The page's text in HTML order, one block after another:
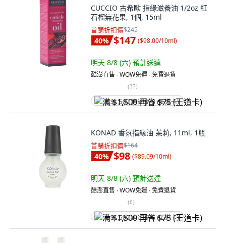
CUCCIO 古希歐 指緣滋養油 1/2oz 紅
石榴無花果, 1個, 15ml
首購折扣價$245
40% $147 ($98.00/10ml)
明天 8/8 (六) 預計送達
酷澎直售 ∙ WOW免運 ∙ 免費退貨
(37)
满 $1,500 再省 $75 (王道卡)
KONAD 香氛指緣油 苿莉, 11ml, 1瓶
首購折扣價$164
40% $98 ($89.09/10ml)
明天 8/8 (六) 預計送達
酷澎直售 ∙ WOW免運 ∙ 免費退貨
(6)
满 $1,500 再省 $75 (王道卡)